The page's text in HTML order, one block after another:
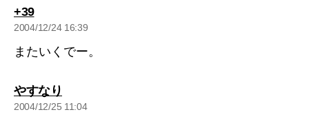
+39の
発
2004/12/24 16:39
またいくでー。
やすなり
発
2004/12/25 11:04